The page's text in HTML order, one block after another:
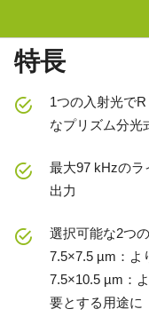
特長
1つの入射光で
なプリズム分光
最大97 kHzのラ
出力
選択可能な2つ
7.5×7.5 µm：よ
7.5×10.5 µm：
要とする用途に